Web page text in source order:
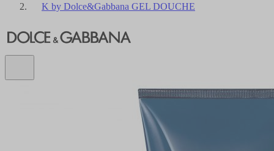
K by Dolce&Gabbana GEL DOUCHE